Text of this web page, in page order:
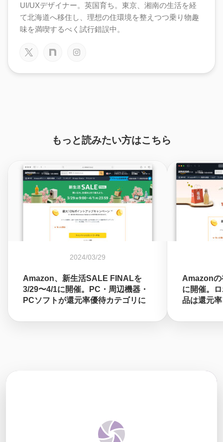
UI/UXデザイナー。英国育ち。東京、湘南の生活を経
て北海道へ移住し、理想の住環境を整えつつ乗り物趣
味を満喫するべく試行錯誤中。
もっと読みたい方はこちら
2024/03/29
Amazon、新生活SALE FINALを
3/29〜4/1に開催。PC・周辺機器・
PCソフトが還元率優待カテゴリに
Amazonの
に開催。
品は還元